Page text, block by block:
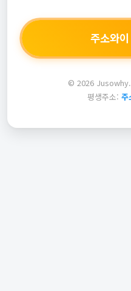
주소와
© 2026
평생주소: 주